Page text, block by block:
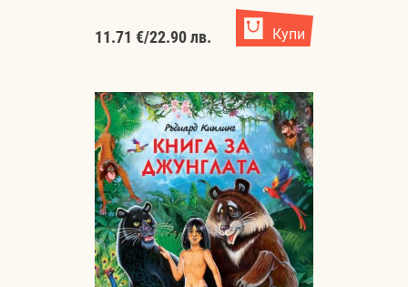
11.71 €/22.90 лв. Купи